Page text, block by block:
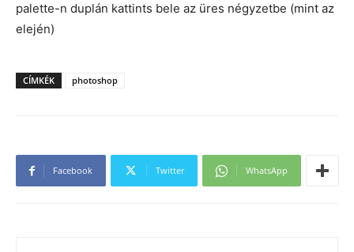
palette-n duplán kattints bele az üres négyzetbe (mint az
elején)
CÍMKÉK photoshop
Facebook Twitter WhatsApp